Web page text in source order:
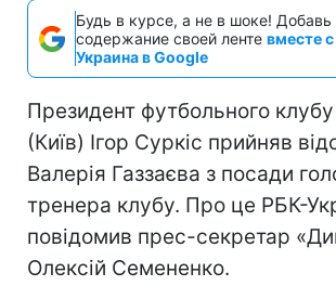
Будь в курсе, а не в шоке! Добавь
содержание своей ленте вместе
Украина в Google
Президент футбольного
(Київ) Ігор Суркіс прийняв
Валерія Газзаєва з посади
тренера клубу. Про це РБК-
повідомив прес-секретар
Олексій Семененко.